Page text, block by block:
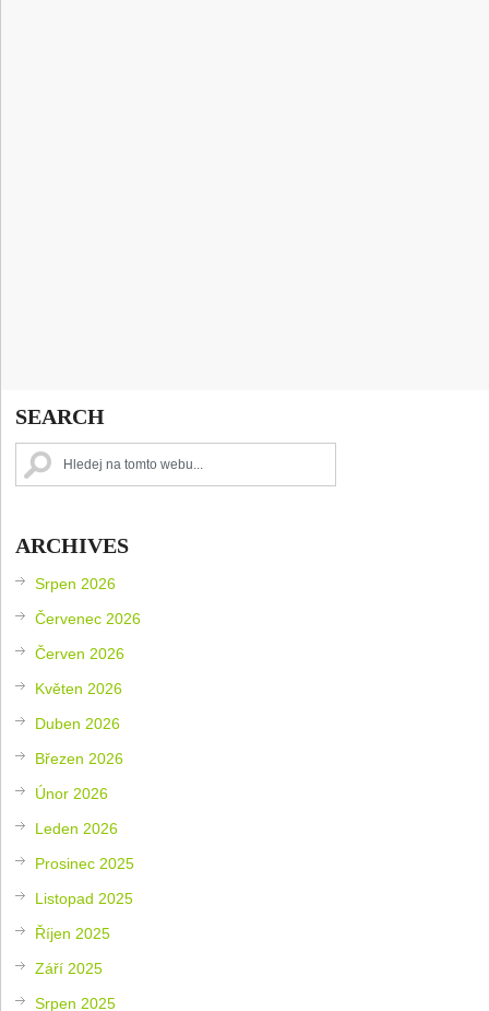
SEARCH
ARCHIVES
Srpen 2026
Červenec 2026
Červen 2026
Květen 2026
Duben 2026
Březen 2026
Únor 2026
Leden 2026
Prosinec 2025
Listopad 2025
Říjen 2025
Září 2025
Srpen 2025